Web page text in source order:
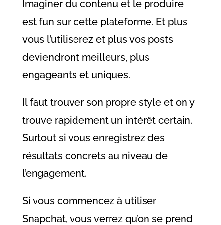
Imaginer du contenu et le produire
est fun sur cette plateforme. Et plus
vous l’utiliserez et plus vos posts
deviendront meilleurs, plus
engageants et uniques.
Il faut trouver son propre style et on y
trouve rapidement un intérêt certain.
Surtout si vous enregistrez des
résultats concrets au niveau de
l’engagement.
Si vous commencez à utiliser
Snapchat, vous verrez qu’on se prend